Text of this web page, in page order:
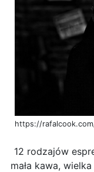
https://
12 rodzajów
mała kawa,